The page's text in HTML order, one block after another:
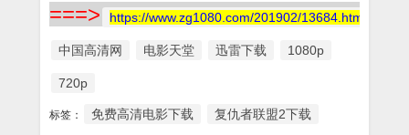
===>
https://www.zg1080.com/201902/13684.html
中国高清网 电影天堂 迅雷下载 1080p
720p
标签： 免费高清电影下载 复仇者联盟2下载